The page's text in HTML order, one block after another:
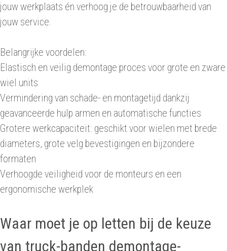
jouw werkplaats én verhoog je de betrouwbaarheid van
jouw service.
Belangrijke voordelen:
Elastisch en veilig demontage proces voor grote en zware
wiel units
Vermindering van schade- en montagetijd dankzij
geavanceerde hulp armen en automatische functies
Grotere werkcapaciteit: geschikt voor wielen met brede
diameters, grote velg bevestigingen en bijzondere
formaten
Verhoogde veiligheid voor de monteurs en een
ergonomische werkplek
Waar moet je op letten bij de keuze
van truck-banden demontage-